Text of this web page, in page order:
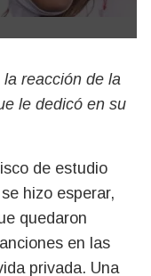
le dedicó en su
de estudio
se hizo esperar,
quedaron
en las
privada. Una